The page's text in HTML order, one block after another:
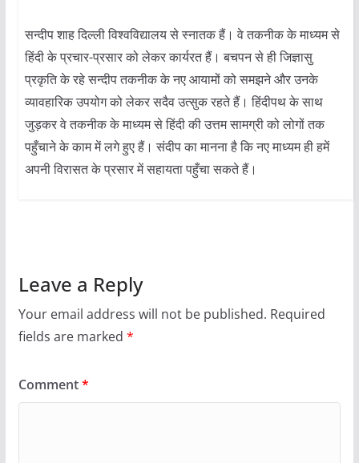
सन्दीप शाह दिल्ली विश्वविद्यालय से स्नातक हैं। वे तकनीक के माध्यम से
हिंदी के प्रचार-प्रसार को लेकर कार्यरत हैं। बचपन से ही जिज्ञासु
प्रकृति के रहे सन्दीप तकनीक के नए आयामों को समझने और उनके
व्यावहारिक उपयोग को लेकर सदैव उत्सुक रहते हैं। हिंदीपथ के साथ
जुड़कर वे तकनीक के माध्यम से हिंदी की उत्तम सामग्री को लोगों तक
पहुँचाने के काम में लगे हुए हैं। संदीप का मानना है कि नए माध्यम ही हमें
अपनी विरासत के प्रसार में सहायता पहुँचा सकते हैं।
Leave a Reply
Your email address will not be published. Required
fields are marked *
Comment*